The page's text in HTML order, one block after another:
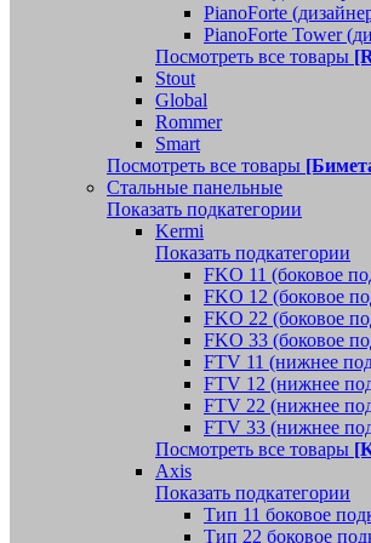
PianoForte
PianoForte Tower
Посмотреть все товары
Stout
Global
Rommer
Smart
Посмотреть все товары
Стальные панельные
Показать подкатегории
Kermi
Показать подкатегории
FKO 11 (боковое
FKO 12 (боковое
FKO 22 (боковое
FKO 33 (боковое
FTV 11 (нижнее
FTV 12 (нижнее
FTV 22 (нижнее
FTV 33 (нижнее
Посмотреть все товары
Axis
Показать подкатегории
Тип 11 боковое
Тип 22 боковое